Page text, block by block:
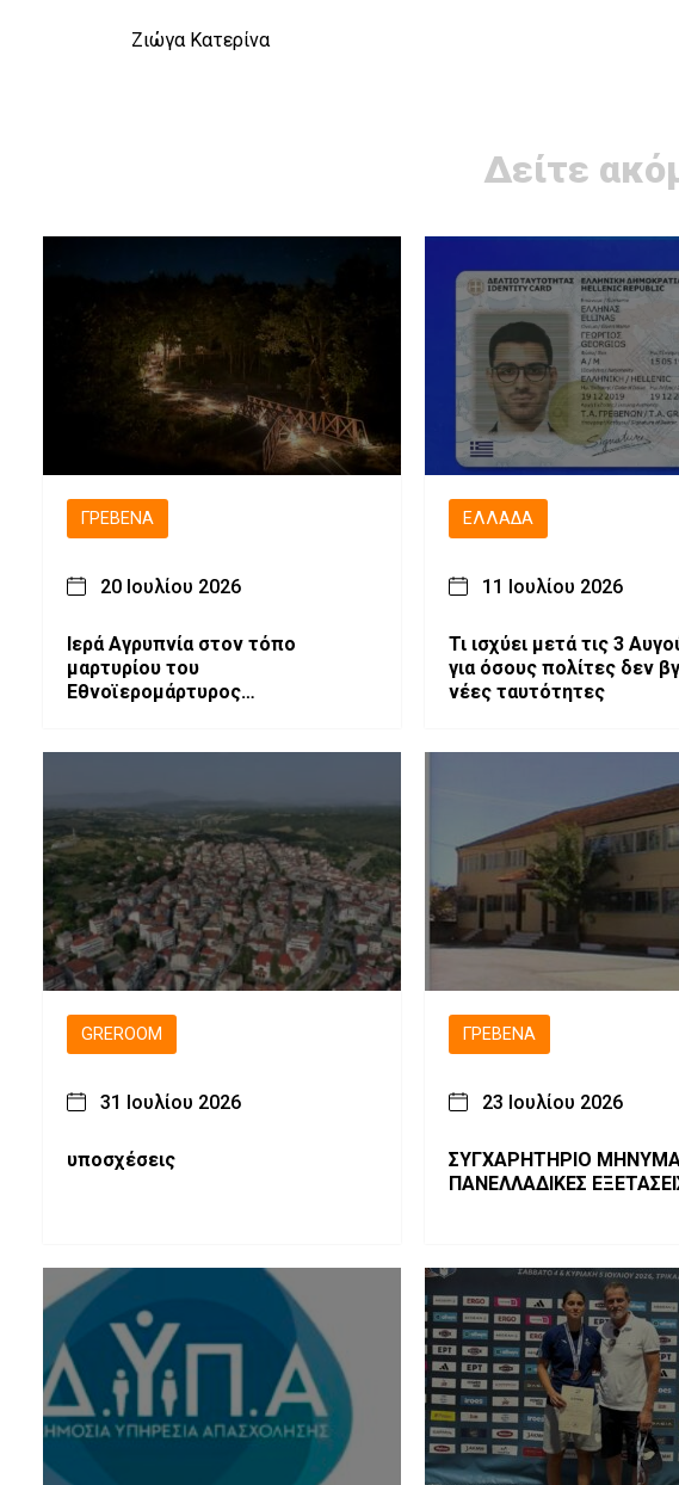
Ζιώγα Κατερίνα
Δείτε
ΓΡΕΒΕΝΆ
20 Ιουλίου 2026
Ιερά Αγρυπνία στον τόπο
μαρτυρίου του
Εθνοϊερομάρτυρος
ΕΛΛΆΔΑ
11 Ιουλίου 2026
Τι ισχύει μετά τις 3
για όσους πολίτες δεν
νέες ταυτότητες
GREROOM
31 Ιουλίου 2026
υποσχέσεις
ΓΡΕΒΕΝΆ
23 Ιουλίου 2026
ΣΥΓΧΑΡΗΤΗΡΙΟ ΜΗΝΥΜΑ
ΠΑΝΕΛΛΑΔΙΚΕΣ